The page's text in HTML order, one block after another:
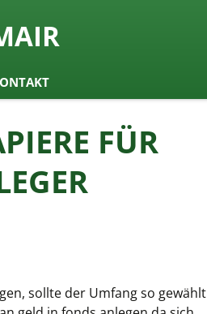
FÜR
sollte der Umfang so gewählt